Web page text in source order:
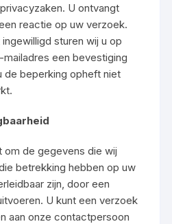
U ontvangt
reactie op uw verzoek.
sturen wij u op
een bevestiging
de beperking opheft niet
om de gegevens die wij
betrekking hebben op uw
zijn, door een
U kunt een verzoek
aan onze contactpersoon